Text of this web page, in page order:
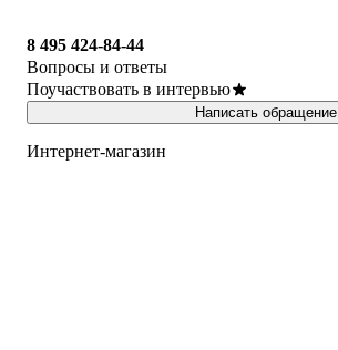
8 495 424-84-44
Вопросы и ответы
Поучаствовать в интервью
Написать обращение
Интернет-магазин